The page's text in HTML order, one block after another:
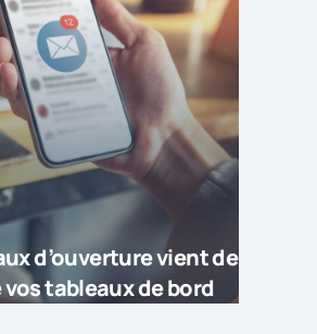
d’ouverture vient de
tableaux de bord